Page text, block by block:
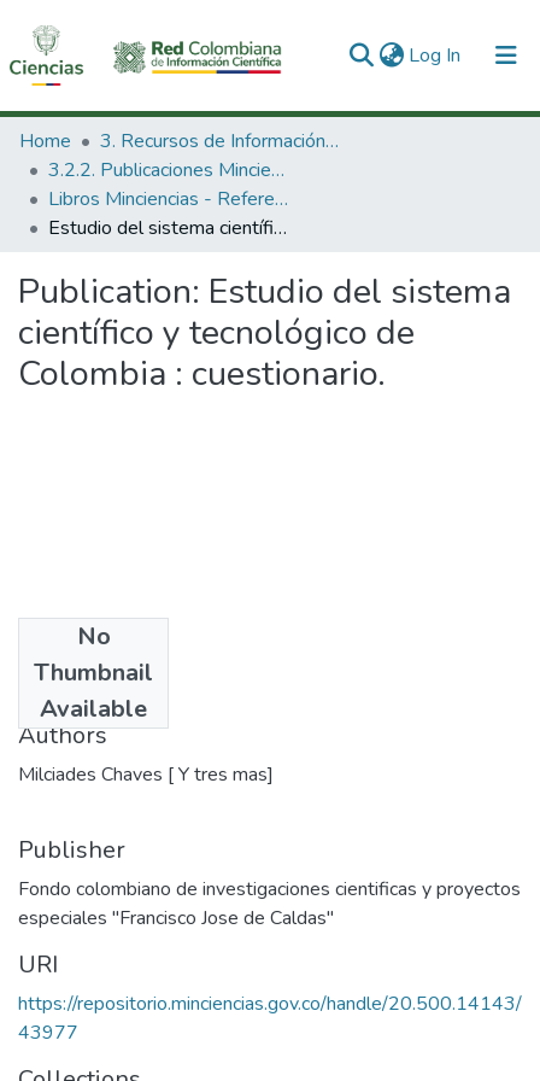
Log In (current)
Communities & Collections
All of DSpace
Statistics
Home
3. Recursos de Información Científica y Tecnológica
3.2.2. Publicaciones Minciencias
Libros Minciencias - Referenciales
Estudio del sistema científico y tecnológico de Colombia : cuestionario.
Publication: Estudio del sistema
científico y tecnológico de
Colombia : cuestionario.
No
Thumbnail
Available
1970
Authors
Milciades Chaves [ Y tres mas]
Publisher
Fondo colombiano de investigaciones cientificas y proyectos
especiales "Francisco Jose de Caldas"
URI
https://repositorio.minciencias.gov.co/handle/20.500.14143/
43977